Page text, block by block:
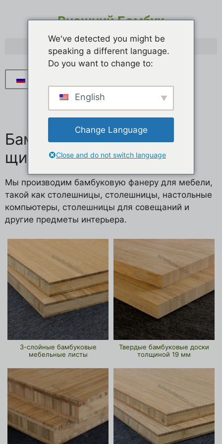
Внешний Бамбук
Бамбуковые мебельные
щиты
Мы производим бамбуковую фанеру для мебели,
такой как столешницы, столешницы, настольные
компьютеры, столешницы для совещаний и
другие предметы интерьера.
3-слойные бамбуковые
мебельные листы
Твердые бамбуковые доски
толщиной 19 мм
We've detected you might be
speaking a different language.
Do you want to change to:
English
Change Language
Close and do not switch language